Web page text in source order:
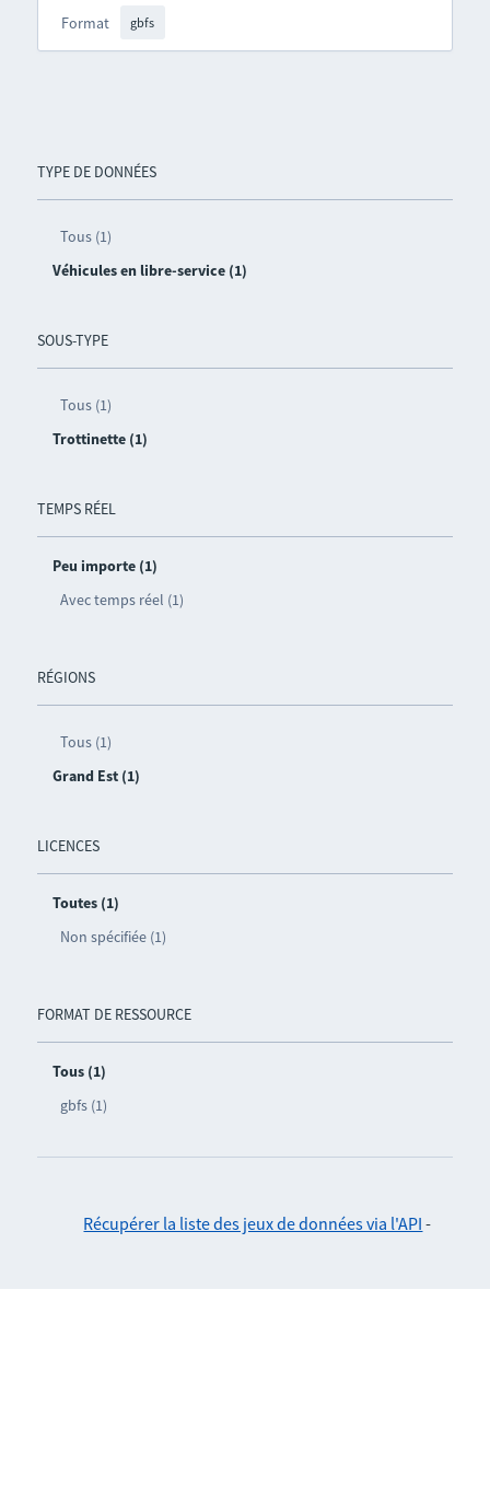
TYPE DE DONNÉES
Tous (1)
Véhicules en libre-service (1)
SOUS-TYPE
Tous (1)
Trottinette (1)
TEMPS RÉEL
Peu importe (1)
Avec temps réel (1)
RÉGIONS
Tous (1)
Grand Est (1)
LICENCES
Toutes (1)
Non spécifiée (1)
FORMAT DE RESSOURCE
Tous (1)
gbfs (1)
Format gbfs
Récupérer la liste des jeux de données via l'API -